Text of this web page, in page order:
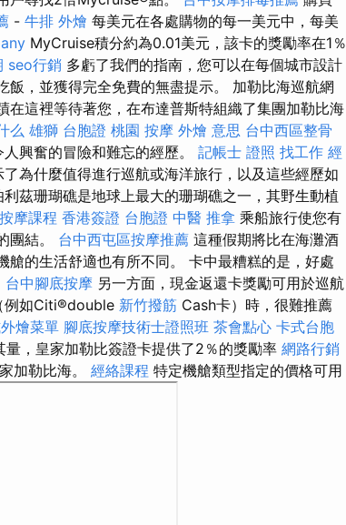
- 牛排 外燴 每美元在各處購物的每一美元中，每美
MyCruise積分約為0.01美元，該卡的獎勵率在1％
seo行銷 多虧了我們的指南，您可以在每個城市設計
，並獲得完全免費的無盡提示。 加勒比海巡航網
這裡等待著您，在布達普斯特組織了集團加勒比海
么 雄獅 台胞證 桃園 按摩 外燴 意思 台中西區整骨
興奮的冒險和難忘的經歷。 記帳士 證照 找工作 經
為什麼值得進行巡航或海洋旅行，以及這些經歷如
利茲珊瑚礁是地球上最大的珊瑚礁之一，其野生動植
摩課程 香港簽證 台胞證 中醫 推拿 乘船旅行使您有
團結。 台中西屯區按摩推薦 這種假期將比在海灘酒
的生活舒適也有所不同。 卡中最糟糕的是，好處
台中腳底按摩 另一方面，現金返還卡獎勵可用於巡航
例如Citi®double 新竹撥筋 Cash卡）時，很難推薦
燴菜單 腳底按摩技術士證照班 茶會點心 卡式台胞
量，皇家加勒比簽證卡提供了2％的獎勵率 網路行銷
加勒比海。 經絡課程 特定機艙類型指定的價格可用